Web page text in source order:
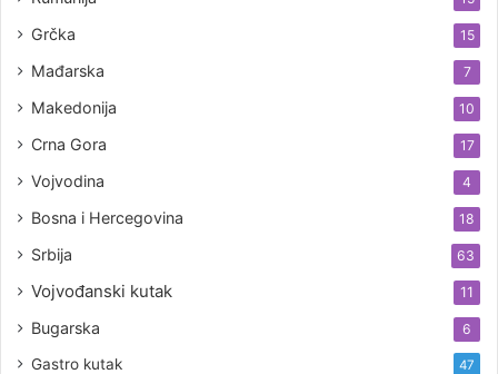
Grčka 15
Mađarska 7
Makedonija 10
Crna Gora 17
Vojvodina 4
Bosna i Hercegovina 18
Srbija 63
Vojvođanski kutak 11
Bugarska 6
Gastro kutak 47